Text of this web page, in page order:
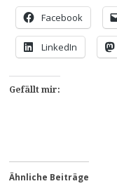
Facebook
LinkedIn
Gefällt mir:
Ähnliche Beiträge